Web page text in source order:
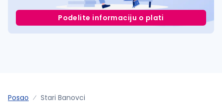
Podelite informaciju o plati
Posao Stari Banovci